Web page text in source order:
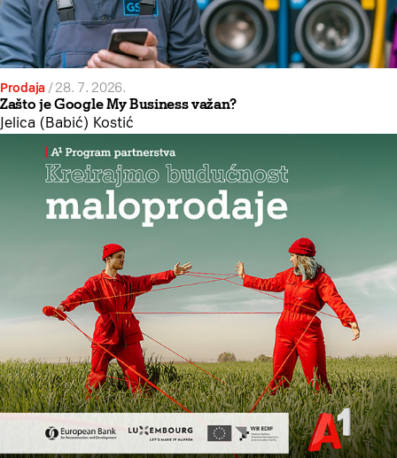
Prodaja /28. 7. 2026.
Zašto je Google My Business važan?
Jelica (Babić) Kostić